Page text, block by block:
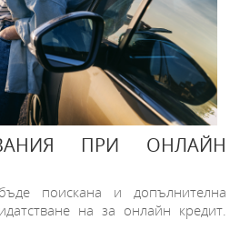
ПРИ ОНЛАЙН
поискана и допълнителна
на за онлайн кредит.